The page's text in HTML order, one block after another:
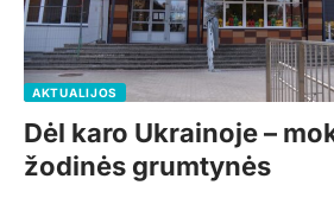
AKTUALIJOS
Dėl karo Ukrainoje –
žodinės grumtynės